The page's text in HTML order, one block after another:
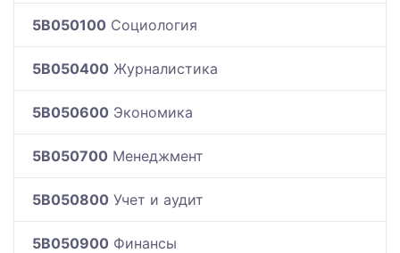
5B050100 Социология
5B050400 Журналистика
5B050600 Экономика
5B050700 Менеджмент
5B050800 Учет и аудит
5B050900 Финансы